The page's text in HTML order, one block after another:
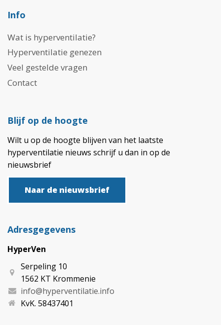
Info
Wat is hyperventilatie?
Hyperventilatie genezen
Veel gestelde vragen
Contact
Blijf op de hoogte
Wilt u op de hoogte blijven van het laatste
hyperventilatie nieuws schrijf u dan in op de
nieuwsbrief
Naar de nieuwsbrief
Adresgegevens
HyperVen
Serpeling 10
1562 KT Krommenie
info@hyperventilatie.info
KvK. 58437401